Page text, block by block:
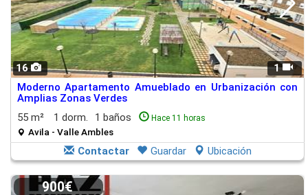
16 1
Moderno Apartamento Amueblado en Urbanización con
Amplias Zonas Verdes
55 m²
1 dorm. 1 baños Hace 11 horas
Avila - Valle Ambles
Contactar Guardar Ubicación
900€